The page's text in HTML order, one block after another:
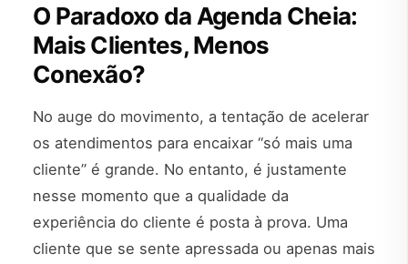
O Paradoxo da Agenda Cheia:
Mais Clientes, Menos
Conexão?
No auge do movimento, a tentação de acelerar
os atendimentos para encaixar “só mais uma
cliente” é grande. No entanto, é justamente
nesse momento que a qualidade da
experiência do cliente é posta à prova. Uma
cliente que se sente apressada ou apenas mais